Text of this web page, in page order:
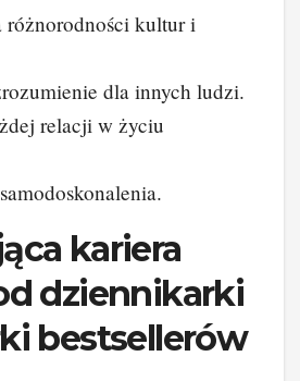
różnorodności kultur i
dla innych ludzi.
relacji w życiu
kariera
dziennikarki
bestsellerów